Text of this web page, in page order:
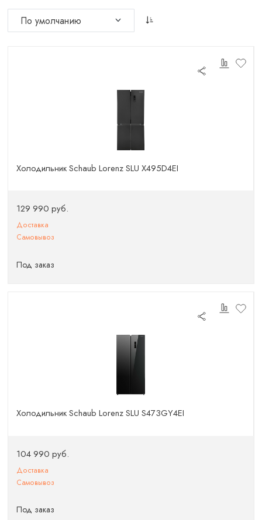
Холодильник Schaub Lorenz SLU X495D4EI
129 990 руб.
Доставка
Самовывоз
Под заказ
Холодильник Schaub Lorenz SLU S473GY4EI
104 990 руб.
Доставка
Самовывоз
Под заказ